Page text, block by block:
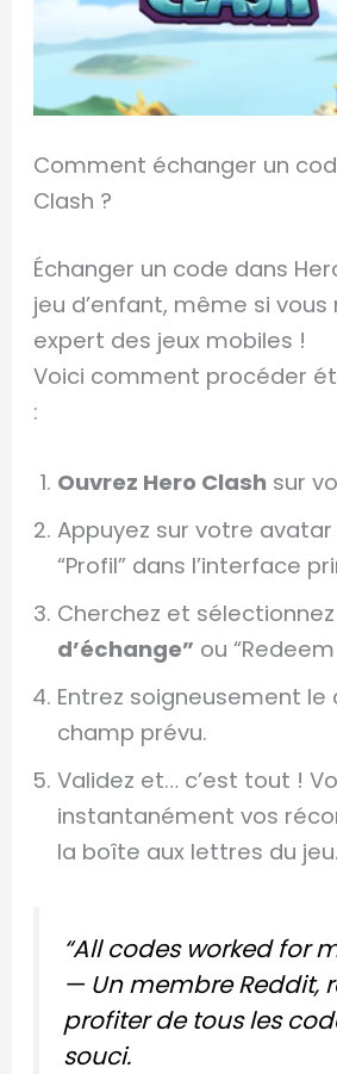
Comment échanger un
Clash ?
Échanger un code dans
jeu d’enfant, même si vous
expert des jeux mobiles !
Voici comment procéder
:
Ouvrez Hero Clash sur
Appuyez sur votre
“Profil” dans l’interface
Cherchez et sélectionnez
d’échange” ou
Entrez soigneusement le
champ prévu.
Validez et… c’est tout !
instantanément vos
la boîte aux lettres du jeu.
“All codes worked for
— Un membre Reddit,
profiter de tous les
souci.